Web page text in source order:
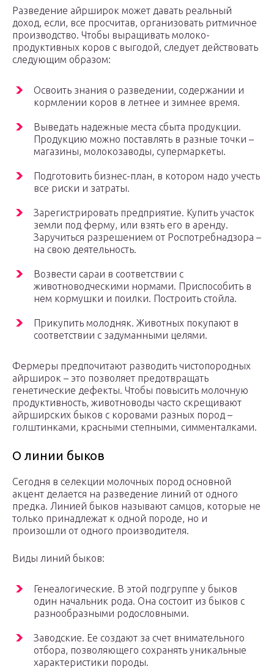
Разведение айрширок может давать реальный
доход, если, все просчитав, организовать ритмичное
производство. Чтобы выращивать молоко-
продуктивных коров с выгодой, следует действовать
следующим образом:
Освоить знания о разведении, содержании и
кормлении коров в летнее и зимнее время.
Выведать надежные места сбыта продукции.
Продукцию можно поставлять в разные точки –
магазины, молокозаводы, супермаркеты.
Подготовить бизнес-план, в котором надо учесть
все риски и затраты.
Зарегистрировать предприятие. Купить участок
земли под ферму, или взять его в аренду.
Заручиться разрешением от Роспотребнадзора –
на свою деятельность.
Возвести сараи в соответствии с
животноводческими нормами. Приспособить в
нем кормушки и поилки. Построить стойла.
Прикупить молодняк. Животных покупают в
соответствии с задуманными целями.
Фермеры предпочитают разводить чистопородных
айрширок – это позволяет предотвращать
генетические дефекты. Чтобы повысить молочную
продуктивность, животноводы часто скрещивают
айрширских быков с коровами разных пород –
голштинками, красными степными, симменталками.
О линии быков
Сегодня в селекции молочных пород основной
акцент делается на разведение линий от одного
предка. Линией быков называют самцов, которые не
только принадлежат к одной породе, но и
произошли от одного производителя.
Виды линий быков:
Генеалогические. В этой подгруппе у быков
один начальник рода. Она состоит из быков с
разнообразными родословными.
Заводские. Ее создают за счет внимательного
отбора, позволяющего сохранять уникальные
характеристики породы.